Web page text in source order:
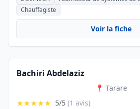
Chauffagiste
Voir la fiche
Bachiri Abdelaziz
📍 Tarare
★★★★★ 5/5 (1 avis)